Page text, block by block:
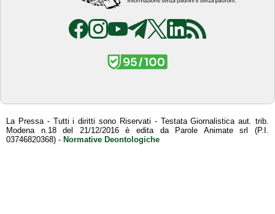
La Pressa - Tutti i diritti sono Riservati - Testata Giornalistica aut. trib.
Modena n.18 del 21/12/2016 è edita da Parole Animate srl (P.I.
03746820368) - Normative Deontologiche